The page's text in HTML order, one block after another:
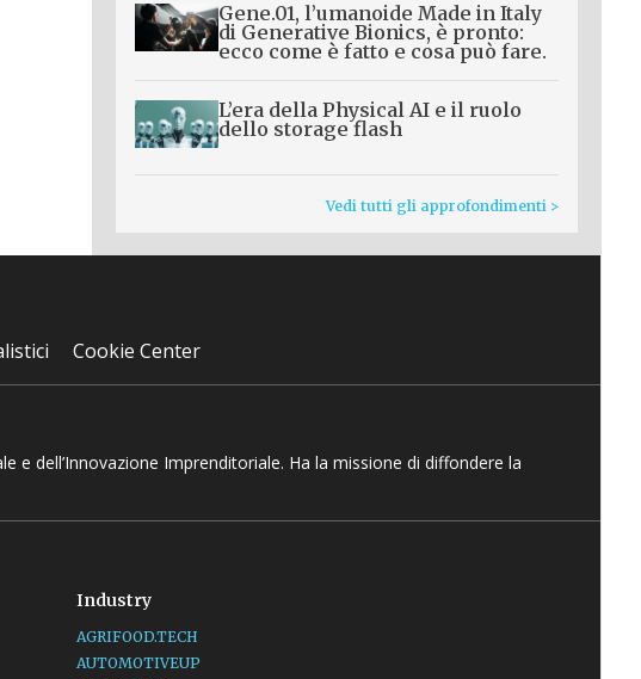
Gene.01, l’umanoide Made in Italy
di Generative Bionics, è pronto:
ecco come è fatto e cosa può fare.
L’era della Physical AI e il ruolo
dello storage flash
Vedi tutti gli approfondimenti >
Cookie Center
dell’Innovazione Imprenditoriale. Ha la missione di diffondere la
Industry
AGRIFOOD.TECH
AUTOMOTIVEUP